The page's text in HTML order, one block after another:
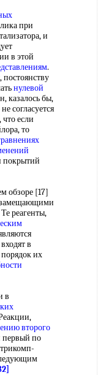
при
и
в этой
.
нулевой
казалось бы,
согласуется
если
то
покрытий
обзоре [17]
реагенты,
в
их
в
второго
первый по